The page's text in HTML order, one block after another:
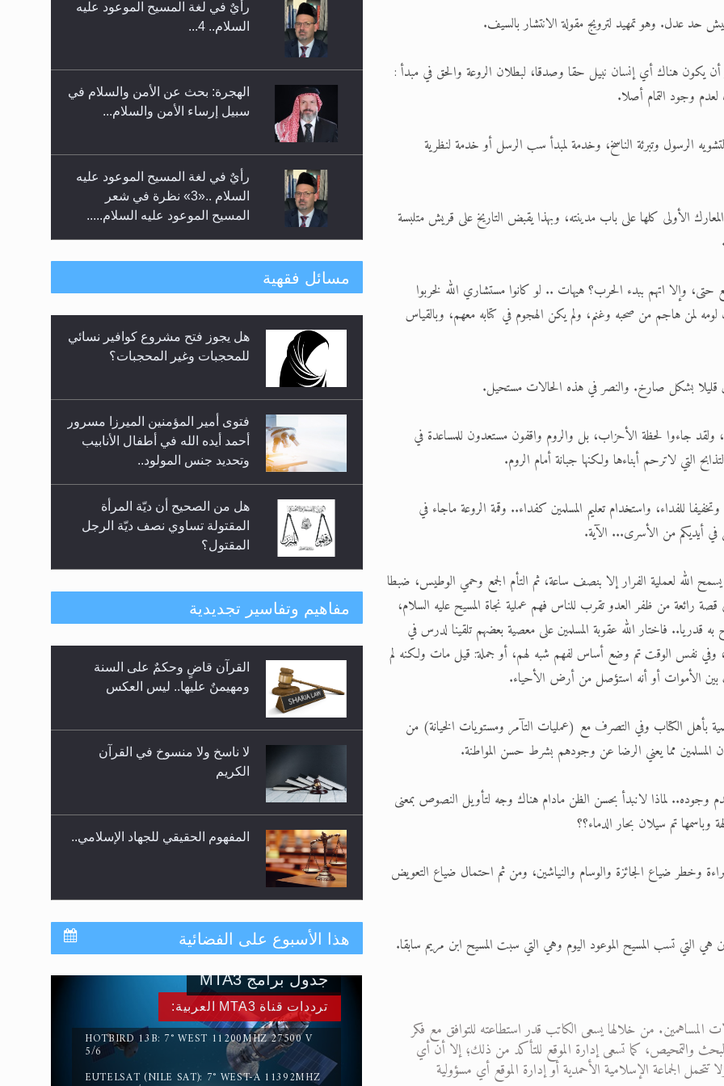
أن يكون هناك أي إنسان نبيل حقا وصدقا، لبطلان الروعة والحق في مبدأ :
وجود التمام أصلا.
الرسول وتبرئة الناسخ، وخدمة لمبدأ سب الرسل أو خدمة لنظرية
المعارك الأولى كلها على باب مدينته، وبهذا يقبض التاريخ على قريش متلبسة
حتى، وإلا اتهم ببدء الحرب؟ هيهات .. لو كانوا مستشاري الله لخربوا
لمن هاجم من صحبه وغنم، ولم يكن الهجوم في كتابه معهم، وبالقياس
ولقد جاءوا لحظة الأحزاب، بل والروم واقفون مستعدون للمساعدة في
التي لاترحم أبناءها ولكنها جبانة أمام الروم.
للفداء، واستخدام تعليم المسلمين كفداء.. وقمة الروعة ماجاء في
في أيديكم من الأسرى... الآية.
الله لعملية الفرار إلا بنصف ساعة، ثم التأم الجمع وحمي الوطيس، ضبطا
قصة رائعة من ظفر العدو تقرب للناس فهم عملية نجاة المسيح عليه السلام،
قدريا.. فاختار الله عقوبة المسلمين على معصية بعضهم تلقينا لدرس في
وفي نفس الوقت تم وضع أساس لفهم شبه لهم، أو جملة: قيل مات ولكنه لم
الأموات أو أنه استؤصل من أرض الأحياء.
بأهل الكتاب وفي التصرف مع (عمليات التآمر ومستويات الخيانة) من
المسلمين مما يعني الرضا عن وجودهم بشرط حسن المواطنة.
وجوده.. لماذا لانبدأ بحسن الظن مادام هناك وجه لتأويل النصوص بمعنى
وباسمها تم سيلان بحار الدماء؟؟
وخطر ضياع الجائزة والوسام والنياشين، ومن ثم احتمال ضياع التعويض
هي التي تسب المسيح الموعود اليوم وهي التي سبت المسيح ابن مريم سابقا.
المساهمين. من خلالها يسعى الكاتب قدر استطاعته للتوافق مع فكر
البحث والتمحيص، كما تسعى إدارة الموقع للتأكد من ذلك؛ إلا أن أي
الجماعة الإسلامية الأحمدية أو إدارة الموقع أي مسؤولية
إتمام حفظ القرآن الكريم لثلاثة
طلاب من مدرسة الحفظ في غانا
رأيٌ في لغة المسيح الموعود عليه
السلام.. 4...
الهجرة: بحث عن الأمن والسلام في
سبيل إرساء الأمن والسلام...
رأيٌ في لغة المسيح الموعود عليه
السلام ..«3» نظرة في شعر
المسيح الموعود عليه السلام.....
**الحصن الحصين من وساوس
متطلَّبات التّحريك الجديد...
مسائل فقهية
هل يجوز فتح مشروع كوافير نسائي
للمحجبات وغير المحجبات؟
فتوى أمير المؤمنين الميرزا مسرور
أحمد أيده الله في أطفال الأنابيب
وتحديد جنس المولود..
هل من الصحيح أن ديّة المرأة
المقتولة تساوي نصف ديّة الرجل
المقتول؟
هل تعتبر الأشفار الاصطناعية
(الرموش الاصطناعية) والأظافر
للوضوء وهل يُسمح الصلاة بها؟
هل يُحسب حول الزكاة وفق السنة
الميلادية أو الهجرية؟
مفاهيم وتفاسير تجديدية
القرآن قاضٍ وحكمٌ على السنة
ومهيمنٌ عليها.. ليس العكس
لا ناسخ ولا منسوخ في القرآن
الكريم
المفهوم الحقيقي للجهاد الإسلامي..
سورة التكوير تُنبئ بزمن بعثة
المسيح الموعود عليه السلام
حقيقة المسيح الدجال
هذا الأسبوع على الفضائية
ترددات قناة MTA3 العربية:
HOTBIRD 13B: 7° WEST 11200MHZ 27500 V
5/6
EUTELSAT (NILE SAT): 7° WEST-A 11392MHZ
جدول برامج MTA3